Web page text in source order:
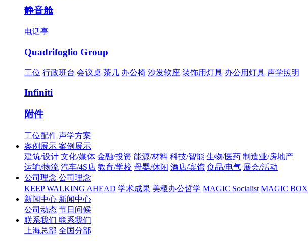
静音舱
电话亭
Quadrifoglio Group
工位 行政班台 会议桌 茶几 办公椅 沙发软座 装饰用灯具 办公用灯具 声学照明
Infiniti
附件
工位配件 声学方案
案例展示 案例展示
建筑/设计 文化/媒体 金融/投资 能源/材料 科技/智能 生物/医药 制造业/房地产
运输/物流 汽车/4S店 教育/学校 母婴/休闲 酒店/宾馆 食品/电气 展会/活动
公司理念 公司理念
KEEP WALKING AHEAD 学术成果 美稷办公哲学 MAGIC Socialist MAGIC BOX
新闻中心 新闻中心
公司动态 节日问候
联系我们 联系我们
上海总部 全国分部